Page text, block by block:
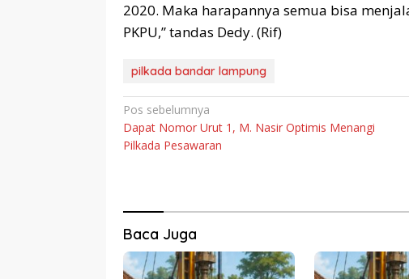
2020. Maka harapannya semua bisa
PKPU,” tandas Dedy. (Rif)
pilkada bandar lampung
Navigasi
pos
Pos sebelumnya
Dapat Nomor Urut 1, M. Nasir Optimis Menangi
Pilkada Pesawaran
Baca Juga